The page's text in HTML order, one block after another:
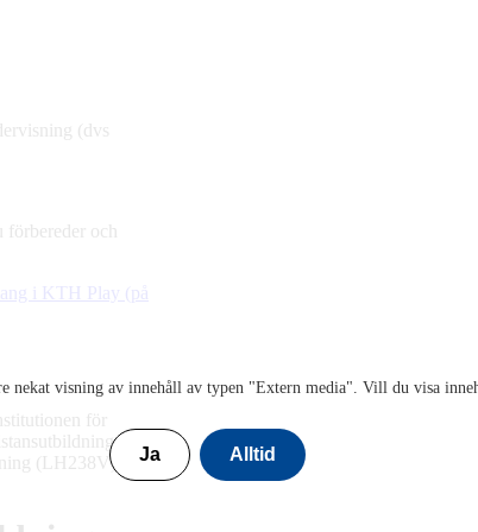
nekat visning av innehåll av typen "Extern media". Vill du visa
Ja Alltid
(dvs
och
i KTH Play (på
för
(LH238V).